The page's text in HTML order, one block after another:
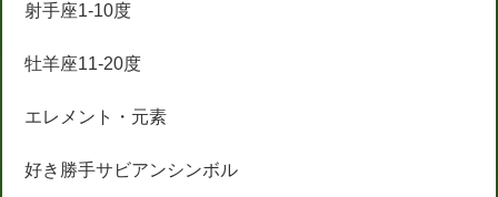
射手座1-10度
牡羊座11-20度
エレメント・元素
好き勝手サビアンシンボル